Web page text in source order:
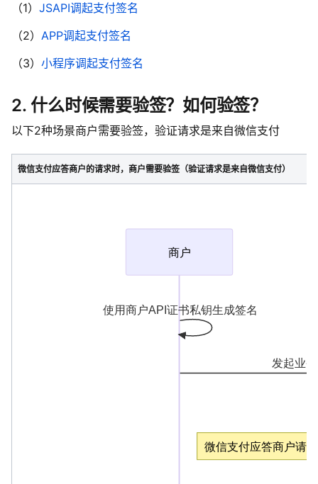
（1） JSAPI调起支付签名
（2） APP调起支付签名
（3） 小程序调起支付签名
2. 什么时候需要验签？如何验签？
以下2种场景商户需要验签，验证请求是来自微信支付
微信支付应答商户的请求时，商户需要验签（验证请求是来自微信支付）